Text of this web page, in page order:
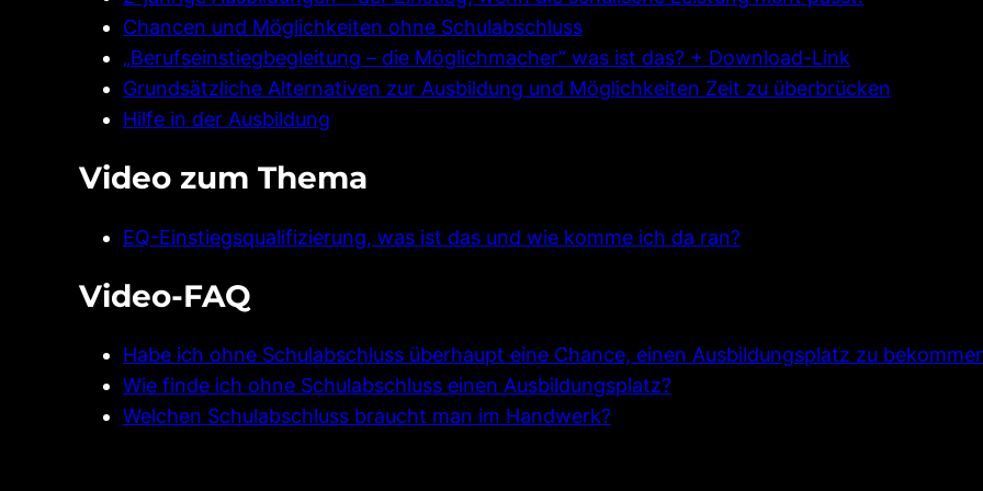
Chancen und Möglichkeiten ohne Schulabschluss
„Berufseinstiegbegleitung – die Möglichmacher“ was ist das? + Download-Link
Grundsätzliche Alternativen zur Ausbildung und Möglichkeiten Zeit zu überbrücken
Hilfe in der Ausbildung
Video zum Thema
EQ-Einstiegsqualifizierung, was ist das und wie komme ich da ran?
Video-FAQ
Habe ich ohne Schulabschluss überhaupt eine Chance, einen Ausbildungsplatz zu
Wie finde ich ohne Schulabschluss einen Ausbildungsplatz?
Welchen Schulabschluss braucht man im Handwerk?